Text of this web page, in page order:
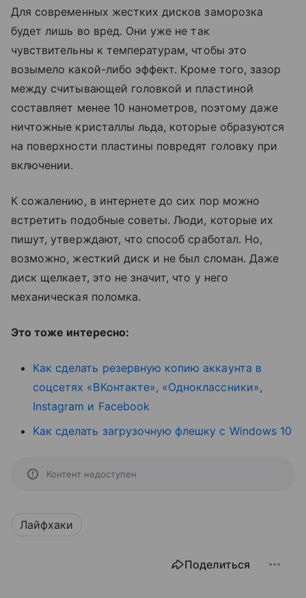
Для современных жестких дисков заморозка
будет лишь во вред. Они уже не так
чувствительны к температурам, чтобы это
возымело какой-либо эффект. Кроме того, зазор
между считывающей головкой и пластиной
составляет менее 10 нанометров, поэтому даже
ничтожные кристаллы льда, которые образуются
на поверхности пластины повредят головку при
включении.
К сожалению, в интернете до сих пор можно
встретить подобные советы. Люди, которые их
пишут, утверждают, что способ сработал. Но,
возможно, жесткий диск и не был сломан. Даже
диск щелкает, это не значит, что у него
механическая поломка.
Это тоже интересно:
Как сделать резервную копию аккаунта в
соцсетях «ВКонтакте», «Одноклассники»,
Instagram и Facebook
Как сделать загрузочную флешку с Windows 10
Контент недоступен
Лайфхаки
Поделиться